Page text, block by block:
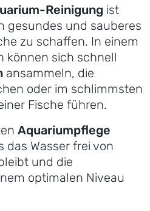
Reinigung ist
gesundes und sauberes
zu schaffen. In einem
können sich schnell
ansammeln, die
oder im schlimmsten
Fische führen.
Aquariumpflege
das Wasser frei von
und die
optimalen Niveau